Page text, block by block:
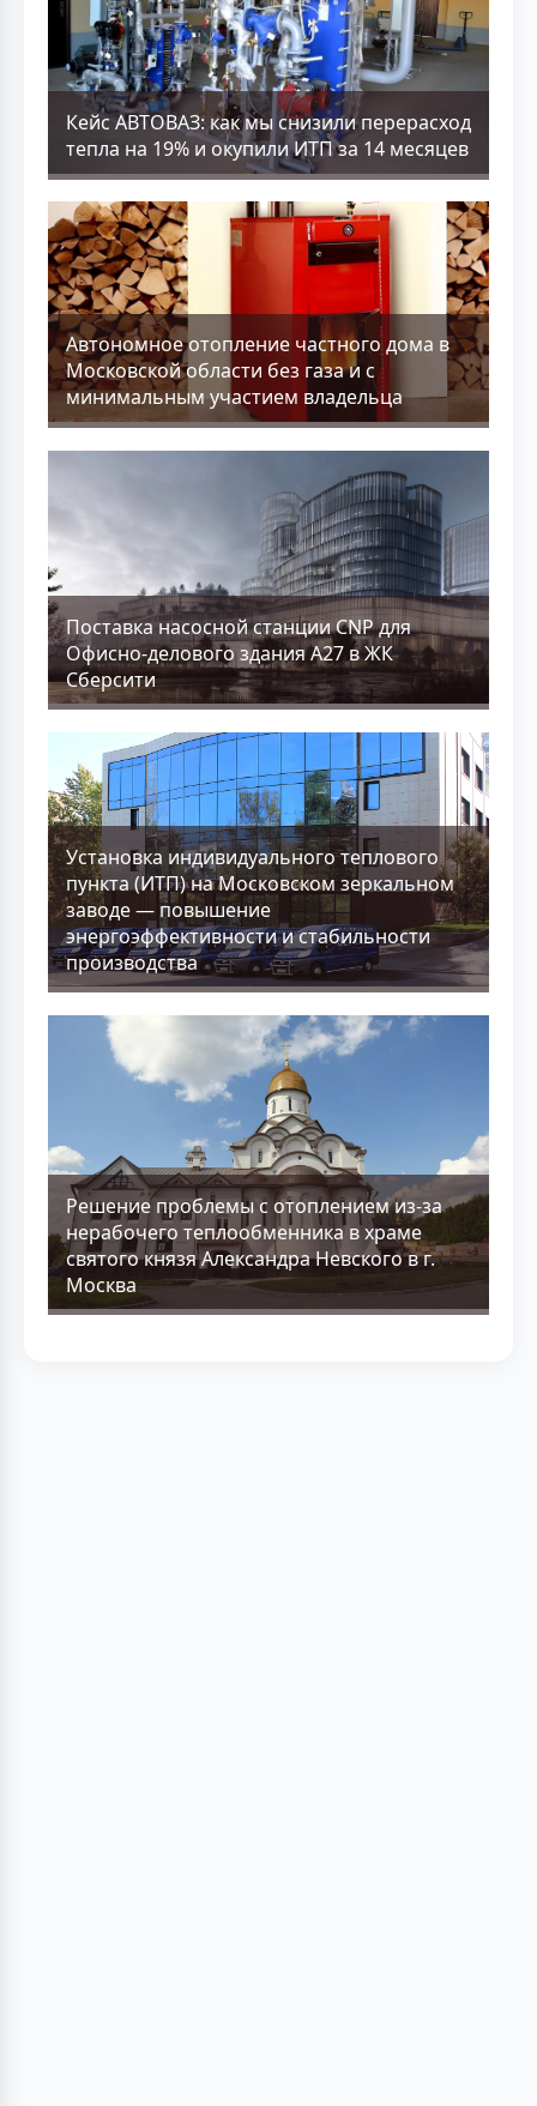
Кейс АВТОВАЗ: как мы снизили перерасход
тепла на 19% и окупили ИТП за 14 месяцев
Aвтономное отопление частного дома в
Московской области без газа и с
минимальным участием владельца
Поставка насосной станции CNP для
Офисно-делового здания А27 в ЖК
Сберсити
Установка индивидуального теплового
пункта (ИТП) на Московском зеркальном
заводе — повышение
энергоэффективности и стабильности
производства
Решение проблемы с отоплением из-за
нерабочего теплообменника в храме
святого князя Александра Невского в г.
Москва